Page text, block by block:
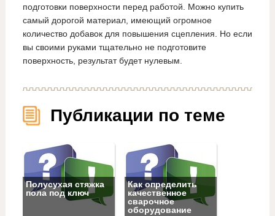
подготовки поверхности перед работой. Можно купить
самый дорогой материал, имеющий огромное
количество добавок для повышения сцепления. Но если
вы своими руками тщательно не подготовите
поверхность, результат будет нулевым.
Публикации по теме
Полусухая стяжка
пола под ключ
Как определить
качественное
сварочное
оборудование